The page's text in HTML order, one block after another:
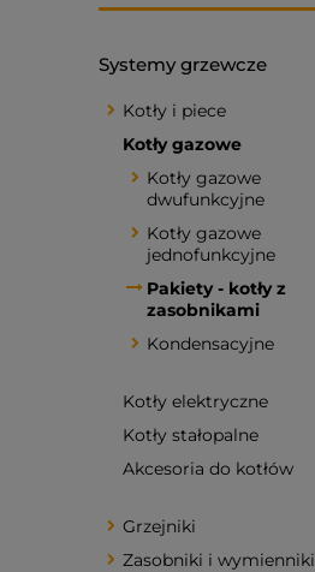
Systemy grzewcze
Kotły i piece
Kotły gazowe
Kotły gazowe
dwufunkcyjne
Kotły gazowe
jednofunkcyjne
Pakiety - kotły z
zasobnikami
Kondensacyjne
Kotły elektryczne
Kotły stałopalne
Akcesoria do kotłów
Grzejniki
Zasobniki i wymienniki